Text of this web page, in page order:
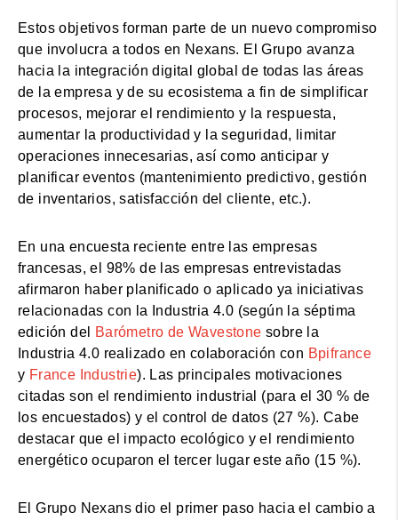
Estos objetivos forman parte de un nuevo compromiso
que involucra a todos en Nexans. El Grupo avanza
hacia la integración digital global de todas las áreas
de la empresa y de su ecosistema a fin de simplificar
procesos, mejorar el rendimiento y la respuesta,
aumentar la productividad y la seguridad, limitar
operaciones innecesarias, así como anticipar y
planificar eventos (mantenimiento predictivo, gestión
de inventarios, satisfacción del cliente, etc.).
En una encuesta reciente entre las empresas
francesas, el 98% de las empresas entrevistadas
afirmaron haber planificado o aplicado ya iniciativas
relacionadas con la Industria 4.0 (según la séptima
edición del
Barómetro de Wavestone sobre la
Industria 4.0 realizado en colaboración con Bpifrance
y France Industrie). Las principales motivaciones
citadas son el rendimiento industrial (para el 30 % de
los encuestados) y el control de datos (27 %). Cabe
destacar que el impacto ecológico y el rendimiento
energético ocuparon el tercer lugar este año (15 %).
El Grupo Nexans dio el primer paso hacia el cambio a